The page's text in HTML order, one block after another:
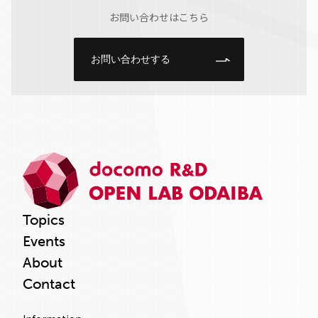
お問い合わせはこちら
お問い合わせする
Topics
Events
About
Contact